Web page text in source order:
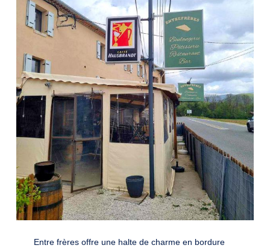
Entre frères offre une halte de charme en bordure